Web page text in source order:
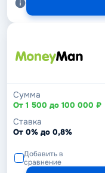
Сумма
От 1 500 до 100 000 ₽
Ставка
От 0% до 0,8%
Добавить в
сравнение